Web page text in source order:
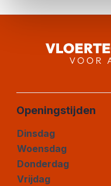
Openingstijden
Dinsdag
Woensdag
Donderdag
Vrijdag